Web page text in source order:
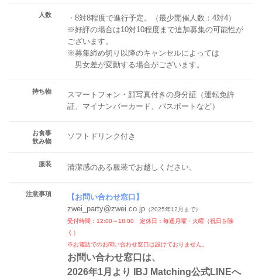
人数
・8対8程度で進行予定。（最少開催人数：4対4）
※好評の場合は10対10程度まで追加募集の可能性が
ございます。
※募集締め切り以降のキャンセルによっては
男女差が変動する場合がございます。
持ち物
スマートフォン・顔写真付きの身分証（運転免許
証、マイナンバーカード、パスポートなど）
お食事
飲み物
ソフトドリンク付き
服装 清潔感のある服装でお越しください。
注意事項 【お問い合わせ窓口 】
zwei_party@zwei.co.jp （2025年12月まで）
受付時間：12:00～18:00 定休日：毎週月曜・火曜（祝日を除
く）
※お電話でのお問い合わせ窓口は設けておりません。
お問い合わせ窓口は、
2026年1月より IBJ Matching公式LINEへ